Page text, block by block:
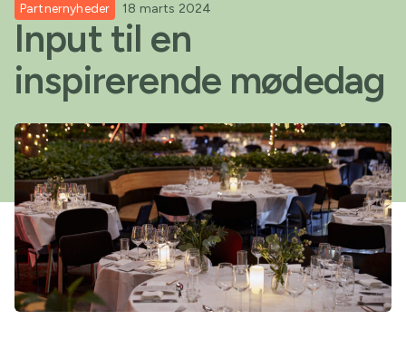
Partnernyheder 18 marts 2024
Input til en
inspirerende mødedag